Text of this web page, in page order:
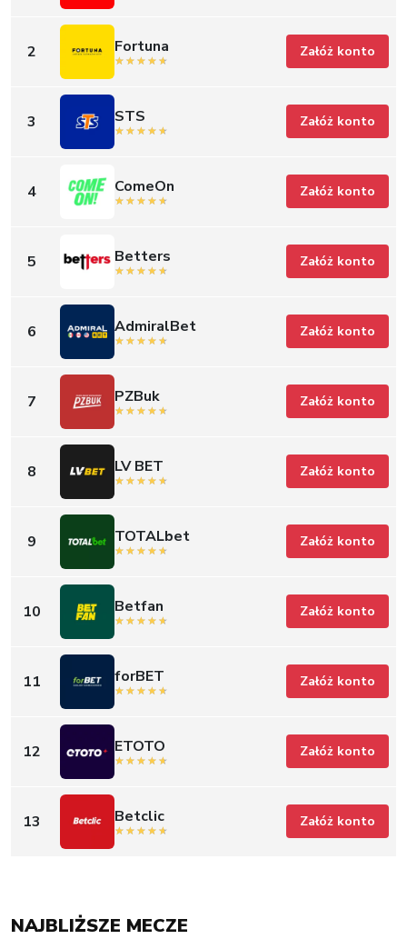
2 Fortuna Załóż konto
3 STS Załóż konto
4 ComeOn Załóż konto
5 Betters Załóż konto
6 AdmiralBet Załóż konto
7 PZBuk Załóż konto
8 LV BET Załóż konto
9 TOTALbet Załóż konto
10 Betfan Załóż konto
11 forBET Załóż konto
12 ETOTO Załóż konto
13 Betclic Załóż konto
NAJBLIŻSZE MECZE